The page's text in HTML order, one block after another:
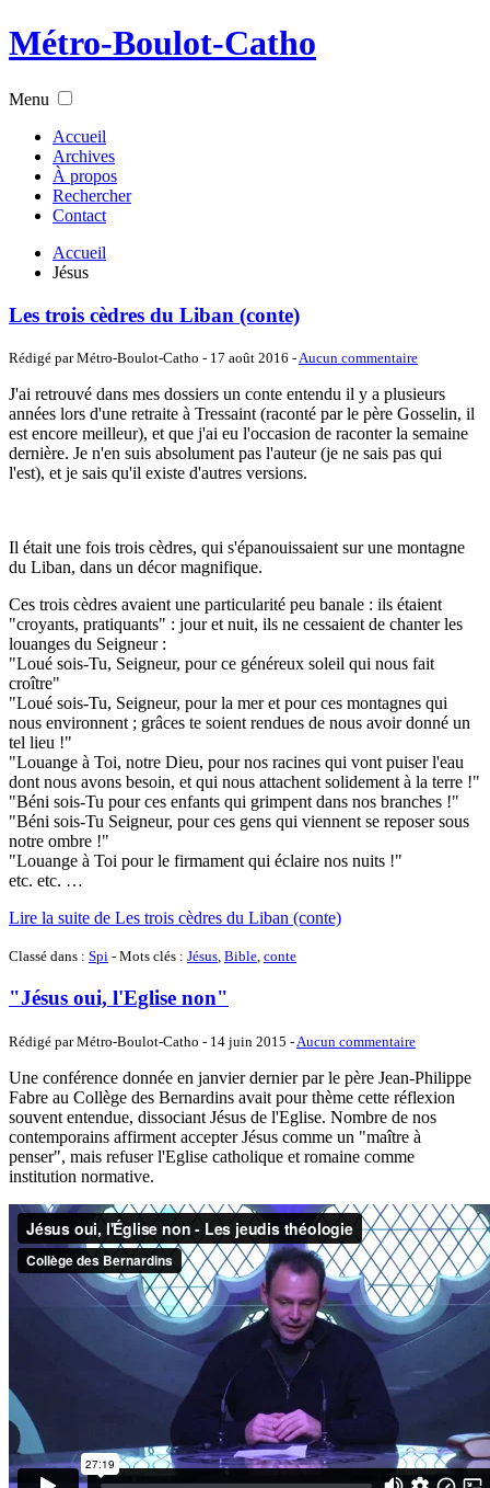
Métro-Boulot-Catho
Menu
Accueil
Archives
À propos
Rechercher
Contact
Accueil
Jésus
Les trois cèdres du Liban (conte)
Rédigé par Métro-Boulot-Catho - 17 août 2016 -Aucun commentaire
J'ai retrouvé dans mes dossiers un conte entendu il y a plusieurs
années lors d'une retraite à Tressaint (raconté par le père Gosselin, il
est encore meilleur), et que j'ai eu l'occasion de raconter la semaine
dernière. Je n'en suis absolument pas l'auteur (je ne sais pas qui
l'est), et je sais qu'il existe d'autres versions.
Il était une fois trois cèdres, qui s'épanouissaient sur une montagne
du Liban, dans un décor magnifique.
Ces trois cèdres avaient une particularité peu banale : ils étaient
"croyants, pratiquants" : jour et nuit, ils ne cessaient de chanter les
louanges du Seigneur :
"Loué sois-Tu, Seigneur, pour ce généreux soleil qui nous fait
croître"
"Loué sois-Tu, Seigneur, pour la mer et pour ces montagnes qui
nous environnent ; grâces te soient rendues de nous avoir donné un
tel lieu !"
"Louange à Toi, notre Dieu, pour nos racines qui vont puiser l'eau
dont nous avons besoin, et qui nous attachent solidement à la terre !"
"Béni sois-Tu pour ces enfants qui grimpent dans nos branches !"
"Béni sois-Tu Seigneur, pour ces gens qui viennent se reposer sous
notre ombre !"
"Louange à Toi pour le firmament qui éclaire nos nuits !"
etc. etc. …
Lire la suite de Les trois cèdres du Liban (conte)
Classé dans : Spi - Mots clés : Jésus, Bible, conte
"Jésus oui, l'Eglise non"
Rédigé par Métro-Boulot-Catho - 14 juin 2015 - Aucun commentaire
Une conférence donnée en janvier dernier par le père Jean-Philippe
Fabre au Collège des Bernardins avait pour thème cette réflexion
souvent entendue, dissociant Jésus de l'Eglise. Nombre de nos
contemporains affirment accepter Jésus comme un "maître à
penser", mais refuser l'Eglise catholique et romaine comme
institution normative.